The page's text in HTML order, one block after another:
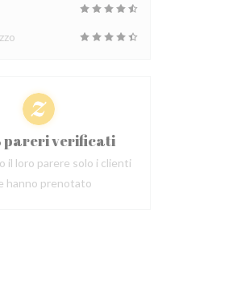
pareri verificati
il loro parere solo i clienti
hanno prenotato